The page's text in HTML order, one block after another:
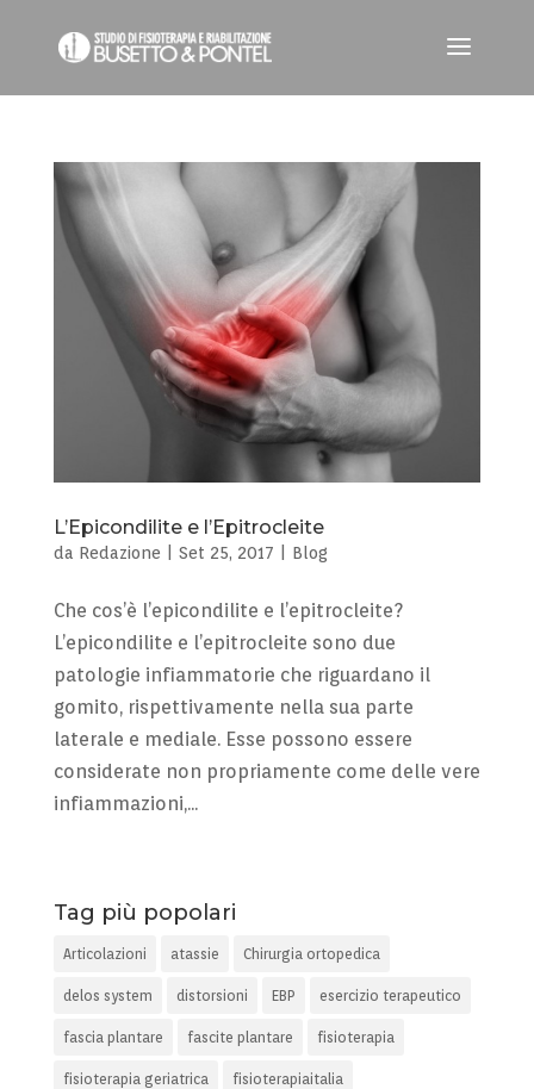
L’Epicondilite e l’Epitrocleite
da Redazione Set 25, 2017 Blog
Che cos’è l’epicondilite e l’epitrocleite?
L’epicondilite e l’epitrocleite sono due
patologie infiammatorie che riguardano il
gomito, rispettivamente nella sua parte
laterale e mediale. Esse possono essere
considerate non propriamente come delle vere
infiammazioni,...
Tag più popolari
Articolazioni atassie Chirurgia ortopedica
delos system distorsioni EBP esercizio terapeutico
fascia plantare fascite plantare fisioterapia
fisioterapia geriatrica fisioterapiaitalia